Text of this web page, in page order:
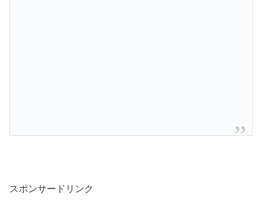
スポンサードリンク